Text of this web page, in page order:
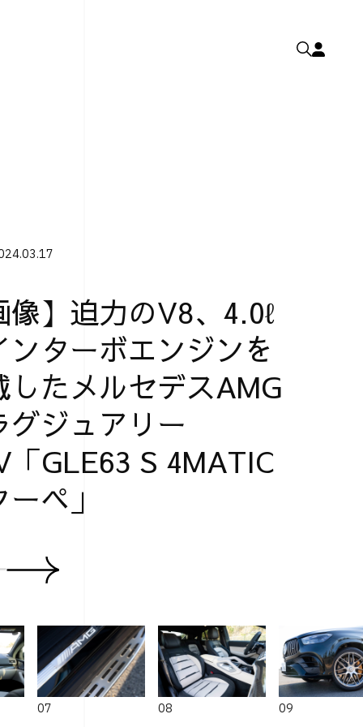
像】迫力のV8、4.0ℓ
ンターボエンジンを
したメルセデスAMG
グジュアリー
「GLE63 S 4MATIC
ペ」
07 08 09